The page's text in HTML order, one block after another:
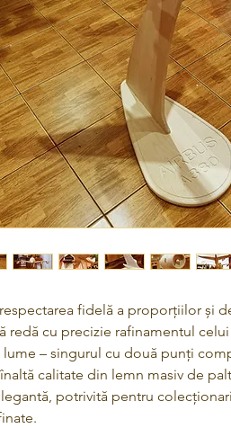
respectarea fidelă a proporțiilor și
redă cu precizie rafinamentul
lume – singurul cu două punți
calitate din lemn masiv de
potrivită pentru